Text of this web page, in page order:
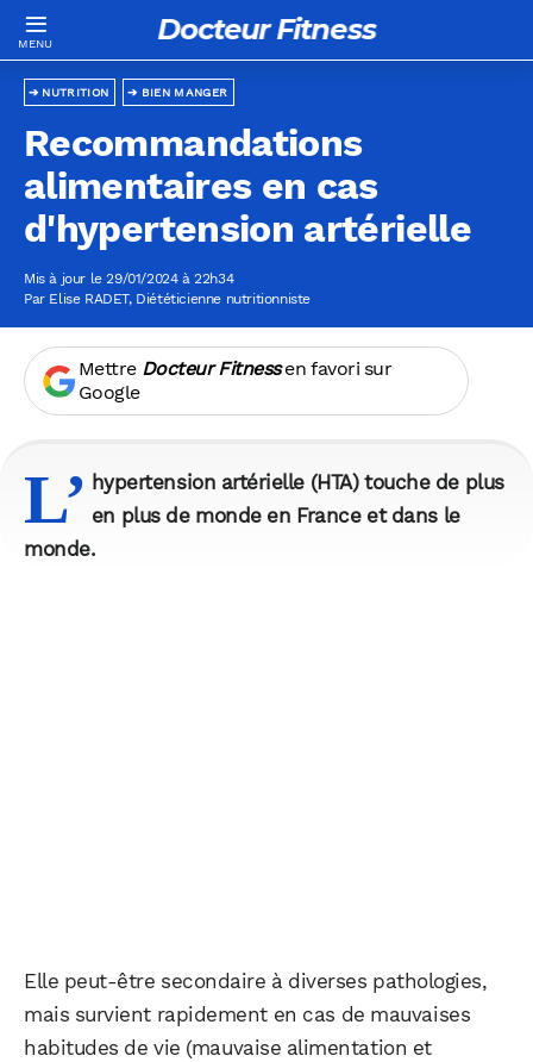
Docteur Fitness
BIEN MANGER
NUTRITION
Recommandations
alimentaires en cas
d'hypertension artérielle
Mis à jour le 29/01/2024 à 22h34
Par Elise RADET, Diététicienne nutritionniste
Mettre Docteur Fitnessen favori sur
Google
L’ hypertension artérielle (HTA) touche de plus
en plus de monde en France et dans le
monde.
Elle peut-être secondaire à diverses pathologies,
mais survient rapidement en cas de mauvaises
habitudes de vie (mauvaise alimentation et